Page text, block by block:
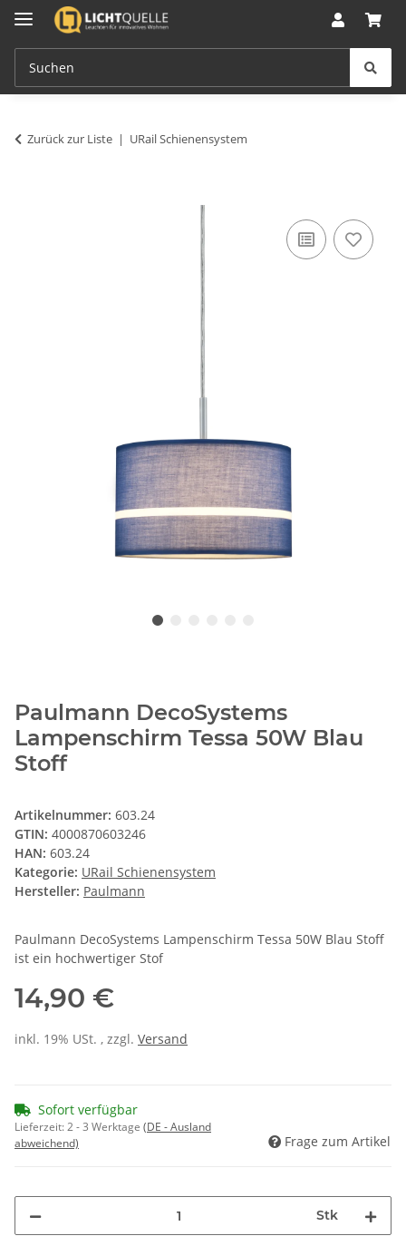
Zurück zur Liste URail Schienensystem
Paulmann DecoSystems
Lampenschirm Tessa 50W Blau
Stoff
Artikelnummer: 603.24
GTIN: 4000870603246
HAN: 603.24
Kategorie: URail Schienensystem
Hersteller: Paulmann
Paulmann DecoSystems Lampenschirm Tessa 50W Blau Stoff
ist ein hochwertiger Stof
14,90 €
inkl. 19% USt. , zzgl. Versand
Sofort verfügbar
Lieferzeit:2 - 3 Werktage (DE - Ausland
abweichend)
Frage zum Artikel
Stk